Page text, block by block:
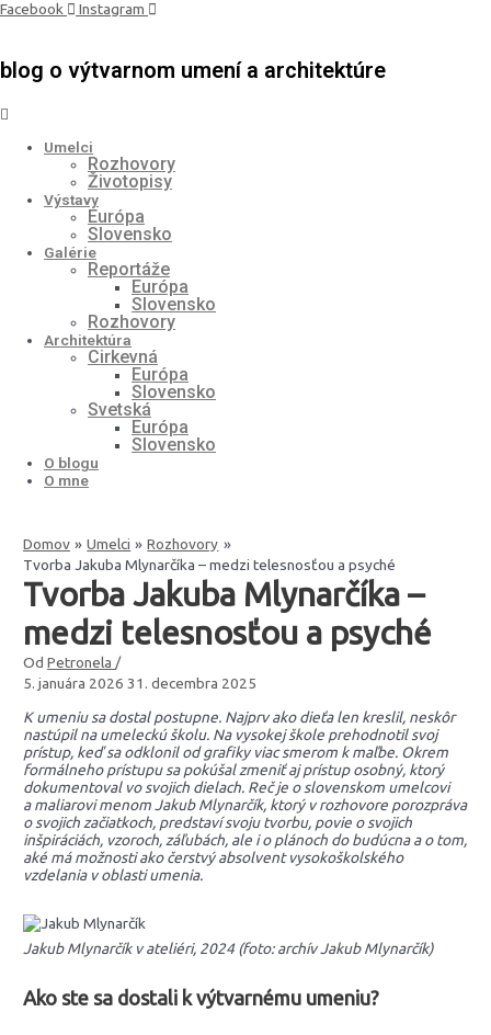
Preskočiť
Facebook Instagram
blog o výtvarnom umení a architektúre
Umelci
Rozhovory
Životopisy
Výstavy
Európa
Slovensko
Galérie
Reportáže
Európa
Slovensko
Rozhovory
Architektúra
Cirkevná
Európa
Slovensko
Svetská
Európa
Slovensko
O blogu
O mne
Domov Umelci
Rozhovory
Tvorba Jakuba Mlynarčíka – medzi telesnosťou a psyché
Tvorba Jakuba Mlynarčíka –
medzi telesnosťou a psyché
Od Petronela /
5. januára 2026 31. decembra 2025
K umeniu sa dostal postupne. Najprv ako dieťa len kreslil, neskôr
nastúpil na umeleckú školu. Na vysokej škole prehodnotil svoj
prístup, keď sa odklonil od grafiky viac smerom k maľbe. Okrem
formálneho prístupu sa pokúšal zmeniť aj prístup osobný, ktorý
dokumentoval vo svojich dielach. Reč je o slovenskom umelcovi
a maliarovi menom Jakub Mlynarčík, ktorý v rozhovore porozpráva
o svojich začiatkoch, predstaví svoju tvorbu, povie o svojich
inšpiráciách, vzoroch, záľubách, ale i o plánoch do budúcna a o tom,
aké má možnosti ako čerstvý absolvent vysokoškolského
vzdelania v oblasti umenia.
Jakub Mlynarčík v ateliéri, 2024 (foto: archív Jakub Mlynarčík)
Ako ste sa dostali k výtvarnému umeniu?